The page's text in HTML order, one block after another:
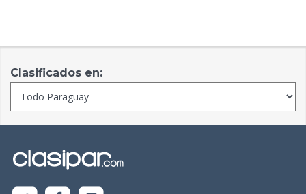
Clasificados en: